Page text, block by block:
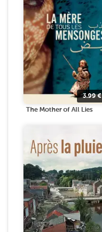
3.99€
The Mother of All Lies